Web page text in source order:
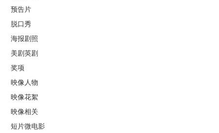
预告片
脱口秀
海报剧照
美剧英剧
奖项
映像人物
映像花絮
映像相关
短片微电影